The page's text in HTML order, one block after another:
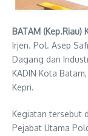
BATAM (Kep.Riau)
Irjen. Pol. Asep
Dagang dan
KADIN Kota
Kepri.
Kegiatan tersebut
Pejabat Utama